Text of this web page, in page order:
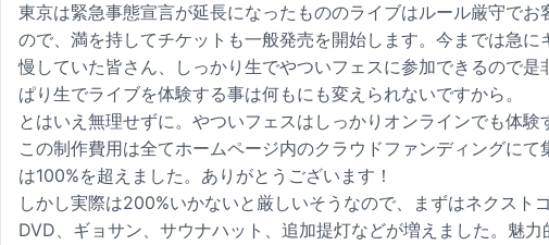
東京は緊急事態宣言が延長になったもののライブはルール厳守で
ので、満を持してチケットも一般発売を開始します。今までは急
慢していた皆さん、しっかり生でやついフェスに参加できるので
ぱり生でライブを体験する事は何もにも変えられないですから。
とはいえ無理せずに。やついフェスはしっかりオンラインでも体験
この制作費用は全てホームページ内のクラウドファンディングに
は100%を超えました。ありがとうございます！
しかし実際は200%いかないと厳しいそうなので、まずはネクスト
DVD、ギョサン、サウナハット、追加提灯などが増えました。魅